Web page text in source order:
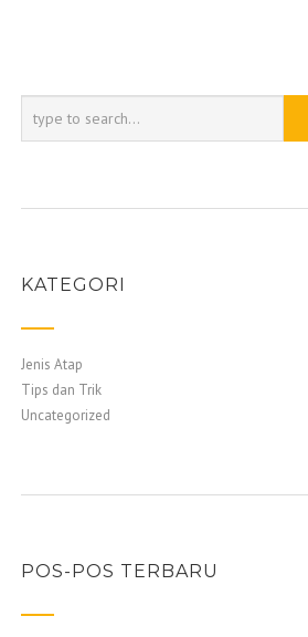
KATEGORI
Jenis Atap
Tips dan Trik
Uncategorized
POS-POS TERBARU